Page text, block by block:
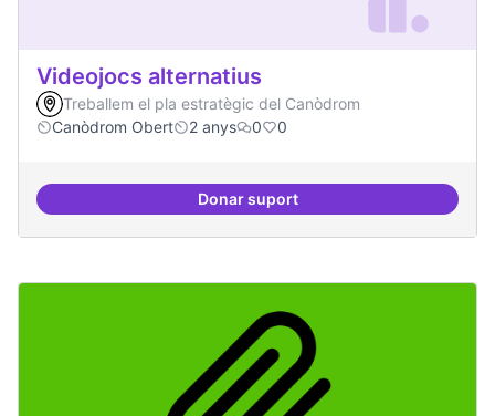
Videojocs alternatius
Treballem el pla estratègic del Canòdrom
Canòdrom Obert
2 anys 0 0
Donar suportVideojocs alternatius